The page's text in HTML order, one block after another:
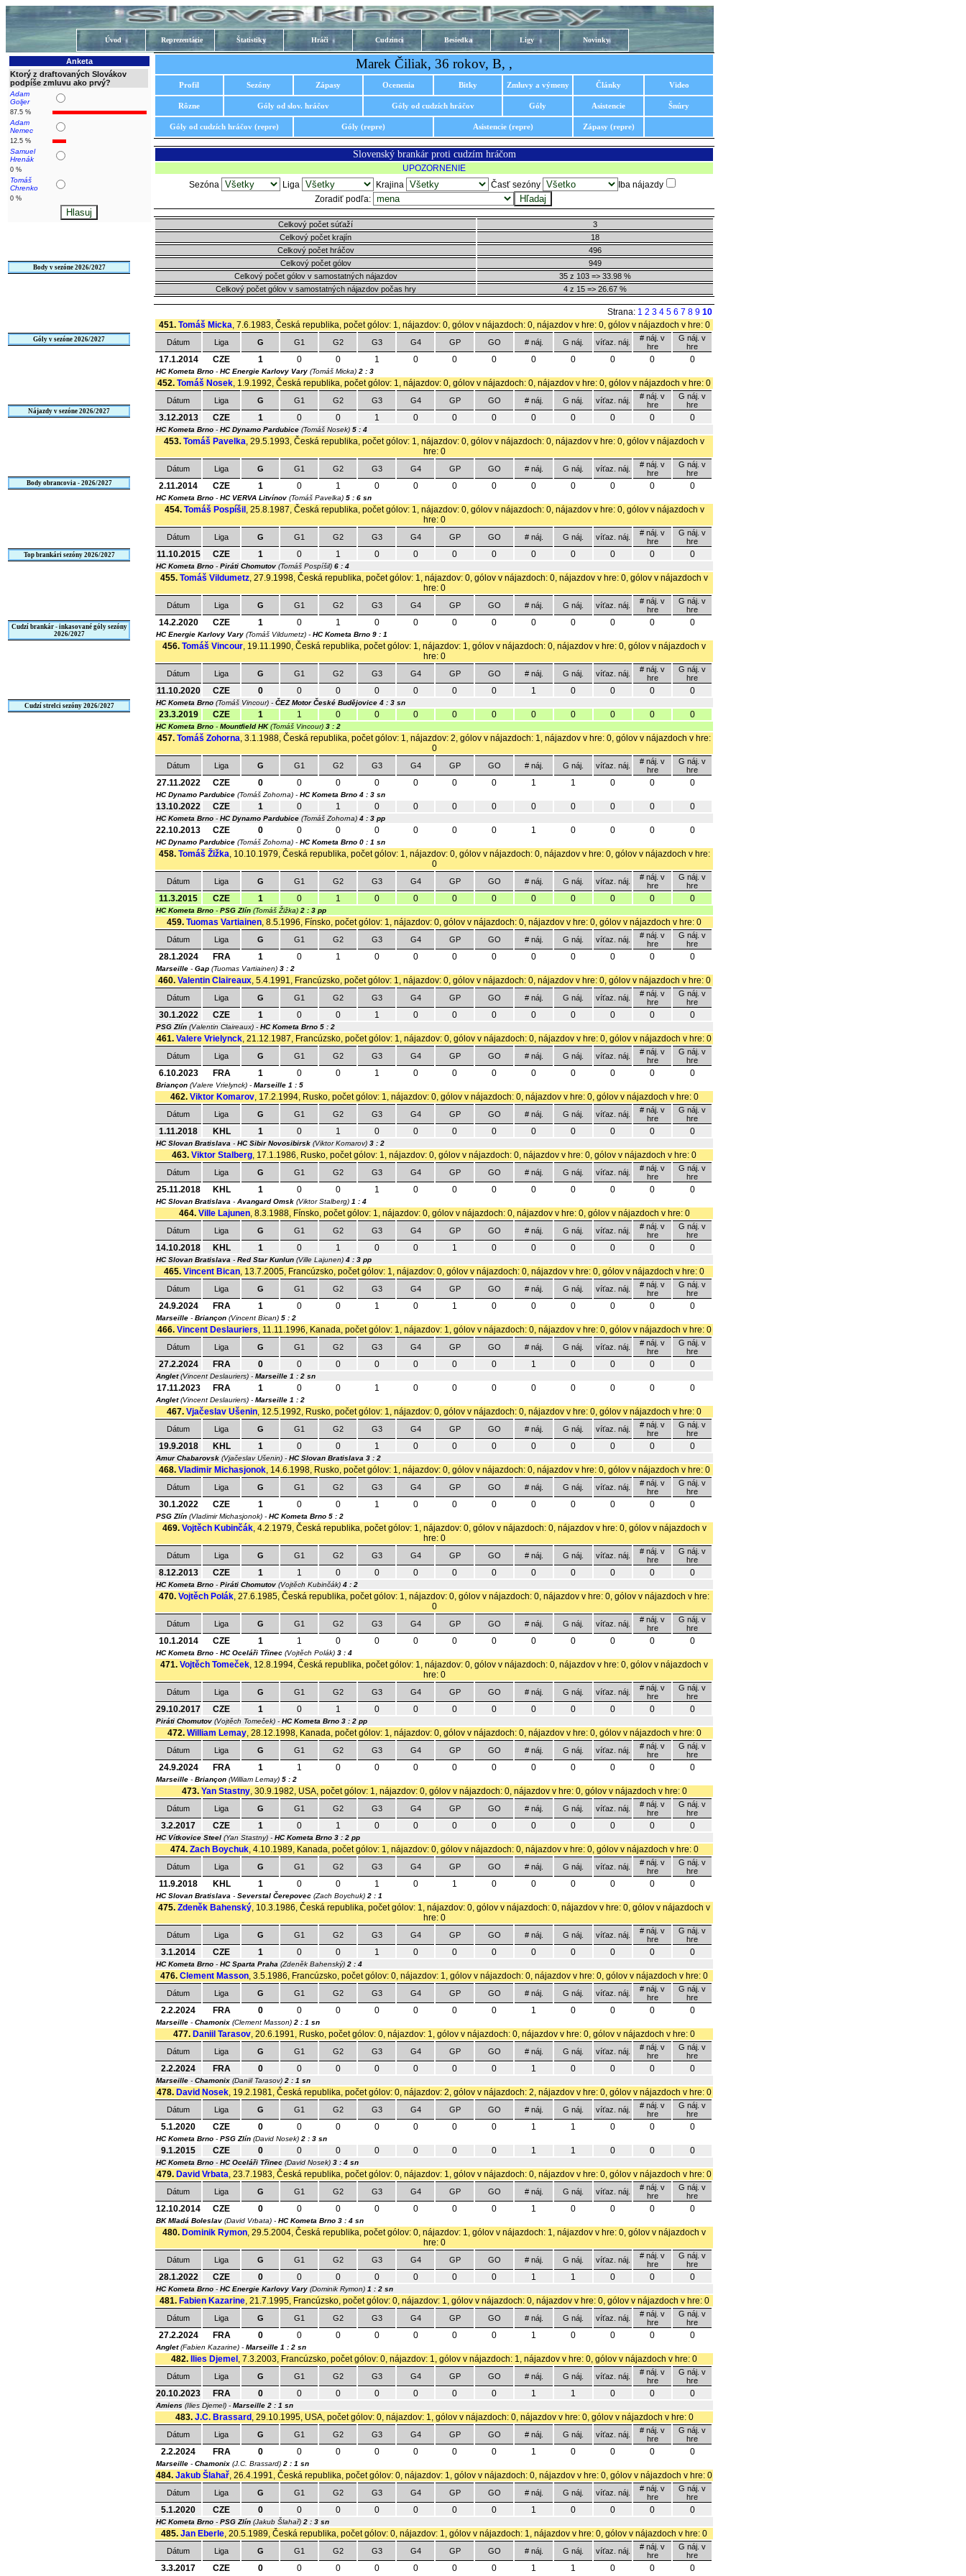
Úvod Reprezentácie Štatistiky Hráči Cudzinci Besiedka Ligy Novinky
Anketa
Ktorý z draftovaných Slovákov
podpíše zmluvu ako prvý?
Adam
Goljer
87.5 %
Adam
Nemec
12.5 %
Samuel
Hrenák
0 %
Tomáš
Chrenko
0 %
Body v sezóne 2026/2027
Góly v sezóne 2026/2027
Nájazdy v sezóne 2026/2027
Body obrancovia - 2026/2027
Top brankári sezóny 2026/2027
Cudzí brankár - inkasované góly sezóny
2026/2027
Cudzí strelci sezóny 2026/2027
Marek Čiliak, 36 rokov, B, ,
Profil Sezóny Zápasy Ocenenia Bitky Zmluvy a výmeny Články Video
Rôzne Góly od slov. hráčov Góly od cudzích hráčov Góly Asistencie Šnúry
Góly od cudzích hráčov (repre) Góly (repre) Asistencie (repre) Zápasy (repre)
Slovenský brankár proti cudzím hráčom
UPOZORNENIE
Sezóna
Liga Krajina Časť sezóny
Iba nájazdy
Zoradiť podľa:
Celkový počet súťaží
3
Celkový počet krajín
18
Celkový počet hráčov
496
Celkový počet gólov
949
Celkový počet gólov v samostatných nájazdov
35 z 103 => 33.98 %
Celkový počet gólov v samostatných nájazdov počas hry
4 z 15 => 26.67 %
Strana: 1 2 3 4 5 6 7 8 9 10
451. Tomáš Micka, 7.6.1983, Česká republika, počet gólov: 1, nájazdov: 0, gólov v nájazdoch: 0, nájazdov v hre: 0, gólov v nájazdoch v hre: 0
Dátum Liga G G1 G2 G3 G4 GP GO # náj. G náj. víťaz. náj.
# náj. v
hre
G náj. v
hre
17.1.2014 CZE 1 0 0 1 0 0 0 0 0 0 0 0
HC Kometa Brno - HC Energie Karlovy Vary (Tomáš Micka) 2 : 3
452. Tomáš Nosek, 1.9.1992, Česká republika, počet gólov: 1, nájazdov: 0, gólov v nájazdoch: 0, nájazdov v hre: 0, gólov v nájazdoch v hre: 0
Dátum Liga G G1 G2 G3 G4 GP GO # náj. G náj. víťaz. náj.
# náj. v
hre
G náj. v
hre
3.12.2013 CZE 1 0 0 1 0 0 0 0 0 0 0 0
HC Kometa Brno - HC Dynamo Pardubice (Tomáš Nosek) 5 : 4
453. Tomáš Pavelka, 29.5.1993, Česká republika, počet gólov: 1, nájazdov: 0, gólov v nájazdoch: 0, nájazdov v hre: 0, gólov v nájazdoch v
hre: 0
Dátum Liga G G1 G2 G3 G4 GP GO # náj. G náj. víťaz. náj.
# náj. v
hre
G náj. v
hre
2.11.2014 CZE 1 0 1 0 0 0 0 0 0 0 0 0
HC Kometa Brno - HC VERVA Litvínov (Tomáš Pavelka) 5 : 6 sn
454. Tomáš Pospíšil , 25.8.1987, Česká republika, počet gólov: 1, nájazdov: 0, gólov v nájazdoch: 0, nájazdov v hre: 0, gólov v nájazdoch v
hre: 0
Dátum Liga G G1 G2 G3 G4 GP GO # náj. G náj. víťaz. náj.
# náj. v
hre
G náj. v
hre
11.10.2015 CZE 1 0 1 0 0 0 0 0 0 0 0 0
HC Kometa Brno - Piráti Chomutov (Tomáš Pospíšil) 6 : 4
455. Tomáš Vildumetz, 27.9.1998, Česká republika, počet gólov: 1, nájazdov: 0, gólov v nájazdoch: 0, nájazdov v hre: 0, gólov v nájazdoch v
hre: 0
Dátum Liga G G1 G2 G3 G4 GP GO # náj. G náj. víťaz. náj.
# náj. v
hre
G náj. v
hre
14.2.2020 CZE 1 0 1 0 0 0 0 0 0 0 0 0
HC Energie Karlovy Vary (Tomáš Vildumetz) - HC Kometa Brno 9 : 1
456. Tomáš Vincour, 19.11.1990, Česká republika, počet gólov: 1, nájazdov: 1, gólov v nájazdoch: 0, nájazdov v hre: 0, gólov v nájazdoch v
hre: 0
Dátum Liga G G1 G2 G3 G4 GP GO # náj. G náj. víťaz. náj.
# náj. v
hre
G náj. v
hre
11.10.2020 CZE 0 0 0 0 0 0 0 1 0 0 0 0
HC Kometa Brno (Tomáš Vincour) - ČEZ Motor České Budějovice 4 : 3 sn
23.3.2019 CZE 1 1 0 0 0 0 0 0 0 0 0 0
HC Kometa Brno - Mountfield HK(Tomáš Vincour) 3 : 2
457. Tomáš Zohorna, 3.1.1988, Česká republika, počet gólov: 1, nájazdov: 2, gólov v nájazdoch: 1, nájazdov v hre: 0, gólov v nájazdoch v hre:
0
Dátum Liga G G1 G2 G3 G4 GP GO # náj. G náj. víťaz. náj.
# náj. v
hre
G náj. v
hre
27.11.2022 CZE 0 0 0 0 0 0 0 1 1 0 0 0
HC Dynamo Pardubice (Tomáš Zohorna) - HC Kometa Brno 4 : 3 sn
13.10.2022 CZE 1 0 1 0 0 0 0 0 0 0 0 0
HC Kometa Brno - HC Dynamo Pardubice (Tomáš Zohorna) 4 : 3 pp
22.10.2013 CZE 0 0 0 0 0 0 0 1 0 0 0 0
HC Dynamo Pardubice (Tomáš Zohorna) - HC Kometa Brno 0 : 1 sn
458. Tomáš Žižka, 10.10.1979, Česká republika, počet gólov: 1, nájazdov: 0, gólov v nájazdoch: 0, nájazdov v hre: 0, gólov v nájazdoch v hre:
0
Dátum Liga G G1 G2 G3 G4 GP GO # náj. G náj. víťaz. náj.
# náj. v
hre
G náj. v
hre
11.3.2015 CZE 1 0 1 0 0 0 0 0 0 0 0 0
HC Kometa Brno - PSG Zlín (Tomáš Žižka) 2 : 3 pp
459. Tuomas Vartiainen, 8.5.1996, Fínsko, počet gólov: 1, nájazdov: 0, gólov v nájazdoch: 0, nájazdov v hre: 0, gólov v nájazdoch v hre: 0
Dátum Liga G G1 G2 G3 G4 GP GO # náj. G náj. víťaz. náj.
# náj. v
hre
G náj. v
hre
28.1.2024 FRA 1 0 1 0 0 0 0 0 0 0 0 0
Marseille - Gap (Tuomas Vartiainen) 3 : 2
460. Valentin Claireaux, 5.4.1991, Francúzsko, počet gólov: 1, nájazdov: 0, gólov v nájazdoch: 0, nájazdov v hre: 0, gólov v nájazdoch v hre: 0
Dátum Liga G G1 G2 G3 G4 GP GO # náj. G náj. víťaz. náj.
# náj. v
hre
G náj. v
hre
30.1.2022 CZE 1 0 0 1 0 0 0 0 0 0 0 0
PSG Zlín (Valentin Claireaux) - HC Kometa Brno 5 : 2
461. Valere Vrielynck, 21.12.1987, Francúzsko, počet gólov: 1, nájazdov: 0, gólov v nájazdoch: 0, nájazdov v hre: 0, gólov v nájazdoch v hre: 0
Dátum Liga G G1 G2 G3 G4 GP GO # náj. G náj. víťaz. náj.
# náj. v
hre
G náj. v
hre
6.10.2023 FRA 1 0 0 1 0 0 0 0 0 0 0 0
Briançon (Valere Vrielynck) - Marseille 1 : 5
462. Viktor Komarov, 17.2.1994, Rusko, počet gólov: 1, nájazdov: 0, gólov v nájazdoch: 0, nájazdov v hre: 0, gólov v nájazdoch v hre: 0
Dátum Liga G G1 G2 G3 G4 GP GO # náj. G náj. víťaz. náj.
# náj. v
hre
G náj. v
hre
1.11.2018 KHL 1 0 1 0 0 0 0 0 0 0 0 0
HC Slovan Bratislava - HC Sibir Novosibirsk (Viktor Komarov) 3 : 2
463. Viktor Stalberg, 17.1.1986, Rusko, počet gólov: 1, nájazdov: 0, gólov v nájazdoch: 0, nájazdov v hre: 0, gólov v nájazdoch v hre: 0
Dátum Liga G G1 G2 G3 G4 GP GO # náj. G náj. víťaz. náj.
# náj. v
hre
G náj. v
hre
25.11.2018 KHL 1 0 0 1 0 0 0 0 0 0 0 0
HC Slovan Bratislava - Avangard Omsk (Viktor Stalberg) 1 : 4
464. Ville Lajunen, 8.3.1988, Fínsko, počet gólov: 1, nájazdov: 0, gólov v nájazdoch: 0, nájazdov v hre: 0, gólov v nájazdoch v hre: 0
Dátum Liga G G1 G2 G3 G4 GP GO # náj. G náj. víťaz. náj.
# náj. v
hre
G náj. v
hre
14.10.2018 KHL 1 0 1 0 0 1 0 0 0 0 0 0
HC Slovan Bratislava - Red Star Kunlun (Ville Lajunen) 4 : 3 pp
465. Vincent Bican, 13.7.2005, Francúzsko, počet gólov: 1, nájazdov: 0, gólov v nájazdoch: 0, nájazdov v hre: 0, gólov v nájazdoch v hre: 0
Dátum Liga G G1 G2 G3 G4 GP GO # náj. G náj. víťaz. náj.
# náj. v
hre
G náj. v
hre
24.9.2024 FRA 1 0 0 1 0 1 0 0 0 0 0 0
Marseille - Briançon (Vincent Bican) 5 : 2
466. Vincent Deslauriers, 11.11.1996, Kanada, počet gólov: 1, nájazdov: 1, gólov v nájazdoch: 0, nájazdov v hre: 0, gólov v nájazdoch v hre: 0
Dátum Liga G G1 G2 G3 G4 GP GO # náj. G náj. víťaz. náj.
# náj. v
hre
G náj. v
hre
27.2.2024 FRA 0 0 0 0 0 0 0 1 0 0 0 0
Anglet(Vincent Deslauriers) - Marseille 1 : 2 sn
17.11.2023 FRA 1 0 0 1 0 0 0 0 0 0 0 0
Anglet(Vincent Deslauriers) - Marseille 1 : 2
467. Vjačeslav Ušenin, 12.5.1992, Rusko, počet gólov: 1, nájazdov: 0, gólov v nájazdoch: 0, nájazdov v hre: 0, gólov v nájazdoch v hre: 0
Dátum Liga G G1 G2 G3 G4 GP GO # náj. G náj. víťaz. náj.
# náj. v
hre
G náj. v
hre
19.9.2018 KHL 1 0 0 1 0 0 0 0 0 0 0 0
Amur Chabarovsk (Vjačeslav Ušenin) - HC Slovan Bratislava 3 : 2
468. Vladimir Michasjonok, 14.6.1998, Rusko, počet gólov: 1, nájazdov: 0, gólov v nájazdoch: 0, nájazdov v hre: 0, gólov v nájazdoch v hre: 0
Dátum Liga G G1 G2 G3 G4 GP GO # náj. G náj. víťaz. náj.
# náj. v
hre
G náj. v
hre
30.1.2022 CZE 1 0 0 1 0 0 0 0 0 0 0 0
PSG Zlín (Vladimir Michasjonok) - HC Kometa Brno 5 : 2
469. Vojtěch Kubinčák, 4.2.1979, Česká republika, počet gólov: 1, nájazdov: 0, gólov v nájazdoch: 0, nájazdov v hre: 0, gólov v nájazdoch v
hre: 0
Dátum Liga G G1 G2 G3 G4 GP GO # náj. G náj. víťaz. náj.
# náj. v
hre
G náj. v
hre
8.12.2013 CZE 1 1 0 0 0 0 0 0 0 0 0 0
HC Kometa Brno - Piráti Chomutov (Vojtěch Kubinčák) 4 : 2
470. Vojtěch Polák, 27.6.1985, Česká republika, počet gólov: 1, nájazdov: 0, gólov v nájazdoch: 0, nájazdov v hre: 0, gólov v nájazdoch v hre:
0
Dátum Liga G G1 G2 G3 G4 GP GO # náj. G náj. víťaz. náj.
# náj. v
hre
G náj. v
hre
10.1.2014 CZE 1 1 0 0 0 0 0 0 0 0 0 0
HC Kometa Brno - HC Oceláři Třinec (Vojtěch Polák) 3 : 4
471. Vojtěch Tomeček, 12.8.1994, Česká republika, počet gólov: 1, nájazdov: 0, gólov v nájazdoch: 0, nájazdov v hre: 0, gólov v nájazdoch v
hre: 0
Dátum Liga G G1 G2 G3 G4 GP GO # náj. G náj. víťaz. náj.
# náj. v
hre
G náj. v
hre
29.10.2017 CZE 1 0 1 0 0 0 0 0 0 0 0 0
Piráti Chomutov (Vojtěch Tomeček) - HC Kometa Brno 3 : 2 pp
472. William Lemay, 28.12.1998, Kanada, počet gólov: 1, nájazdov: 0, gólov v nájazdoch: 0, nájazdov v hre: 0, gólov v nájazdoch v hre: 0
Dátum Liga G G1 G2 G3 G4 GP GO # náj. G náj. víťaz. náj.
# náj. v
hre
G náj. v
hre
24.9.2024 FRA 1 1 0 0 0 0 0 0 0 0 0 0
Marseille - Briançon (William Lemay) 5 : 2
473. Yan Stastny, 30.9.1982, USA, počet gólov: 1, nájazdov: 0, gólov v nájazdoch: 0, nájazdov v hre: 0, gólov v nájazdoch v hre: 0
Dátum Liga G G1 G2 G3 G4 GP GO # náj. G náj. víťaz. náj.
# náj. v
hre
G náj. v
hre
3.2.2017 CZE 1 0 1 0 0 0 0 0 0 0 0 0
HC Vítkovice Steel (Yan Stastny) - HC Kometa Brno 3 : 2 pp
474. Zach Boychuk, 4.10.1989, Kanada, počet gólov: 1, nájazdov: 0, gólov v nájazdoch: 0, nájazdov v hre: 0, gólov v nájazdoch v hre: 0
Dátum Liga G G1 G2 G3 G4 GP GO # náj. G náj. víťaz. náj.
# náj. v
hre
G náj. v
hre
11.9.2018 KHL 1 0 0 1 0 1 0 0 0 0 0 0
HC Slovan Bratislava - Severstal Čerepovec (Zach Boychuk) 2 : 1
475. Zdeněk Bahenský, 10.3.1986, Česká republika, počet gólov: 1, nájazdov: 0, gólov v nájazdoch: 0, nájazdov v hre: 0, gólov v nájazdoch v
hre: 0
Dátum Liga G G1 G2 G3 G4 GP GO # náj. G náj. víťaz. náj.
# náj. v
hre
G náj. v
hre
3.1.2014 CZE 1 0 0 1 0 0 0 0 0 0 0 0
HC Kometa Brno - HC Sparta Praha (Zdeněk Bahenský) 2 : 4
476. Clement Masson, 3.5.1986, Francúzsko, počet gólov: 0, nájazdov: 1, gólov v nájazdoch: 0, nájazdov v hre: 0, gólov v nájazdoch v hre: 0
Dátum Liga G G1 G2 G3 G4 GP GO # náj. G náj. víťaz. náj.
# náj. v
hre
G náj. v
hre
2.2.2024 FRA 0 0 0 0 0 0 0 1 0 0 0 0
Marseille - Chamonix (Clement Masson) 2 : 1 sn
477. Daniil Tarasov, 20.6.1991, Rusko, počet gólov: 0, nájazdov: 1, gólov v nájazdoch: 0, nájazdov v hre: 0, gólov v nájazdoch v hre: 0
Dátum Liga G G1 G2 G3 G4 GP GO # náj. G náj. víťaz. náj.
# náj. v
hre
G náj. v
hre
2.2.2024 FRA 0 0 0 0 0 0 0 1 0 0 0 0
Marseille - Chamonix (Daniil Tarasov) 2 : 1 sn
478. David Nosek, 19.2.1981, Česká republika, počet gólov: 0, nájazdov: 2, gólov v nájazdoch: 2, nájazdov v hre: 0, gólov v nájazdoch v hre: 0
Dátum Liga G G1 G2 G3 G4 GP GO # náj. G náj. víťaz. náj.
# náj. v
hre
G náj. v
hre
5.1.2020 CZE 0 0 0 0 0 0 0 1 1 0 0 0
HC Kometa Brno - PSG Zlín (David Nosek) 2 : 3 sn
9.1.2015 CZE 0 0 0 0 0 0 0 1 1 0 0 0
HC Kometa Brno - HC Oceláři Třinec (David Nosek) 3 : 4 sn
479. David Vrbata, 23.7.1983, Česká republika, počet gólov: 0, nájazdov: 1, gólov v nájazdoch: 0, nájazdov v hre: 0, gólov v nájazdoch v hre: 0
Dátum Liga G G1 G2 G3 G4 GP GO # náj. G náj. víťaz. náj.
# náj. v
hre
G náj. v
hre
12.10.2014 CZE 0 0 0 0 0 0 0 1 0 0 0 0
BK Mladá Boleslav (David Vrbata) - HC Kometa Brno 3 : 4 sn
480. Dominik Rymon, 29.5.2004, Česká republika, počet gólov: 0, nájazdov: 1, gólov v nájazdoch: 1, nájazdov v hre: 0, gólov v nájazdoch v
hre: 0
Dátum Liga G G1 G2 G3 G4 GP GO # náj. G náj. víťaz. náj.
# náj. v
hre
G náj. v
hre
28.1.2022 CZE 0 0 0 0 0 0 0 1 1 0 0 0
HC Kometa Brno - HC Energie Karlovy Vary (Dominik Rymon) 1 : 2 sn
481. Fabien Kazarine, 21.7.1995, Francúzsko, počet gólov: 0, nájazdov: 1, gólov v nájazdoch: 0, nájazdov v hre: 0, gólov v nájazdoch v hre: 0
Dátum Liga G G1 G2 G3 G4 GP GO # náj. G náj. víťaz. náj.
# náj. v
hre
G náj. v
hre
27.2.2024 FRA 0 0 0 0 0 0 0 1 0 0 0 0
Anglet(Fabien Kazarine) - Marseille 1 : 2 sn
482. Ilies Djemel , 7.3.2003, Francúzsko, počet gólov: 0, nájazdov: 1, gólov v nájazdoch: 1, nájazdov v hre: 0, gólov v nájazdoch v hre: 0
Dátum Liga G G1 G2 G3 G4 GP GO # náj. G náj. víťaz. náj.
# náj. v
hre
G náj. v
hre
20.10.2023 FRA 0 0 0 0 0 0 0 1 1 0 0 0
Amiens (Ilies Djemel) - Marseille 2 : 1 sn
483. J.C. Brassard , 29.10.1995, USA, počet gólov: 0, nájazdov: 1, gólov v nájazdoch: 0, nájazdov v hre: 0, gólov v nájazdoch v hre: 0
Dátum Liga G G1 G2 G3 G4 GP GO # náj. G náj. víťaz. náj.
# náj. v
hre
G náj. v
hre
2.2.2024 FRA 0 0 0 0 0 0 0 1 0 0 0 0
Marseille - Chamonix (J.C. Brassard) 2 : 1 sn
484. Jakub Šlahař, 26.4.1991, Česká republika, počet gólov: 0, nájazdov: 1, gólov v nájazdoch: 0, nájazdov v hre: 0, gólov v nájazdoch v hre: 0
Dátum Liga G G1 G2 G3 G4 GP GO # náj. G náj. víťaz. náj.
# náj. v
hre
G náj. v
hre
5.1.2020 CZE 0 0 0 0 0 0 0 1 0 0 0 0
HC Kometa Brno - PSG Zlín (Jakub Šlahař) 2 : 3 sn
485. Jan Eberle, 20.5.1989, Česká republika, počet gólov: 0, nájazdov: 1, gólov v nájazdoch: 1, nájazdov v hre: 0, gólov v nájazdoch v hre: 0
Dátum Liga G G1 G2 G3 G4 GP GO # náj. G náj. víťaz. náj.
# náj. v
hre
G náj. v
hre
3.3.2017 CZE 0 0 0 0 0 0 0 1 1 0 0 0